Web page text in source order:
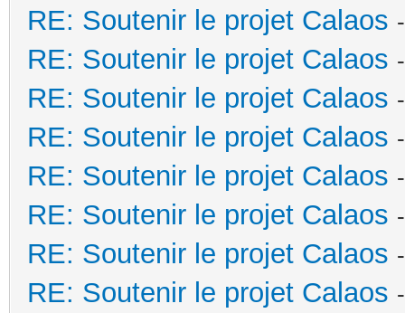
RE: Soutenir le projet Calaos
RE: Soutenir le projet Calaos
RE: Soutenir le projet Calaos
RE: Soutenir le projet Calaos
RE: Soutenir le projet Calaos
RE: Soutenir le projet Calaos
RE: Soutenir le projet Calaos
RE: Soutenir le projet Calaos